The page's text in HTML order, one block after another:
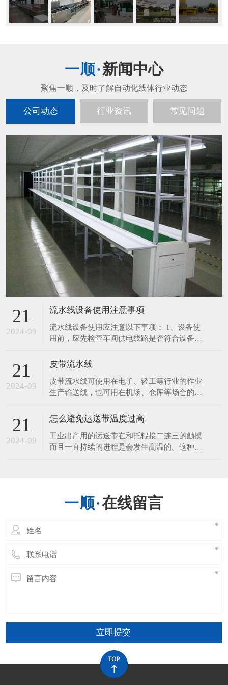
新闻中心
公司动态 行业资讯 常见问题
21
2024-09
流水线设备使用注意事项
流水线设备使用应注意以下事项： 1、设备使
用前，应先检查车间供电线路是否符合设备所
规定的相符。 2、定期检查各导线接通部份，
期检查各零部件的装配是否良好，紧固件有无
松动现象，机体内部有无其它异物声响。 4、
21
2024-09
皮带流水线
皮带流水线可使用在电子、轻工等行业的作业
生产输送线，也可用在机场、仓库等场合的物
户指定生产。 采用无级调速装置，输送速度
0.5～12m/min.可按客户指定调速范围生产。
生产用皮带线有长条工作台和独立工作台,线
体标准配置有置物台,照明,插座,工艺看板,
21
2024-09
怎么避免运送带温度过高
工业出产用的运送带在和托辊接二连三的触摸
而且一直持续的进程是会发生高温的。这种较
的，环境的不一样也有限制，运送带在开阔的
在线留言
立即提交